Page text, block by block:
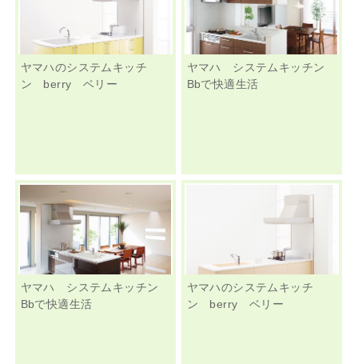
ヤマハのシステムキッチ
ン berry ベリー
ヤマハ システムキッチン
Bbで快適生活
ヤマハ システムキッチン
Bbで快適生活
ヤマハのシステムキッチ
ン berry ベリー